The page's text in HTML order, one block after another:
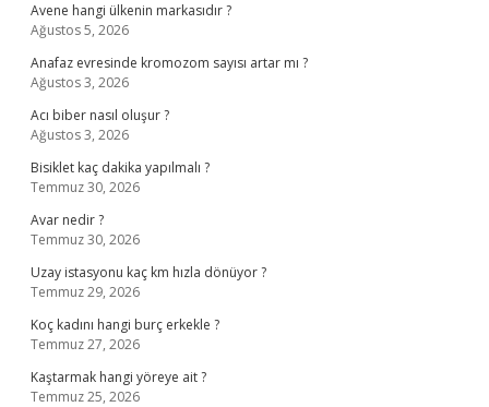
Avene hangi ülkenin markasıdır ?
Ağustos 5, 2026
Anafaz evresinde kromozom sayısı artar mı ?
Ağustos 3, 2026
Acı biber nasıl oluşur ?
Ağustos 3, 2026
Bisiklet kaç dakika yapılmalı ?
Temmuz 30, 2026
Avar nedir ?
Temmuz 30, 2026
Uzay istasyonu kaç km hızla dönüyor ?
Temmuz 29, 2026
Koç kadını hangi burç erkekle ?
Temmuz 27, 2026
Kaştarmak hangi yöreye ait ?
Temmuz 25, 2026